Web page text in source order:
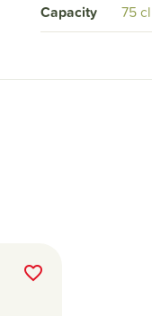
Capacity 75 cl
favorite_border